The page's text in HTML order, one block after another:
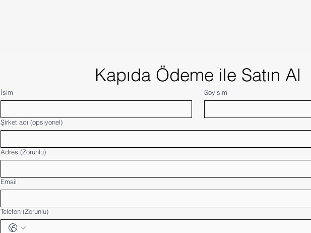
Kapıda Ödeme ile Satın Al
İsim Soyisim
Şirket adı (opsiyonel)
Adres (Zorunlu)
Email
Telefon (Zorunlu)